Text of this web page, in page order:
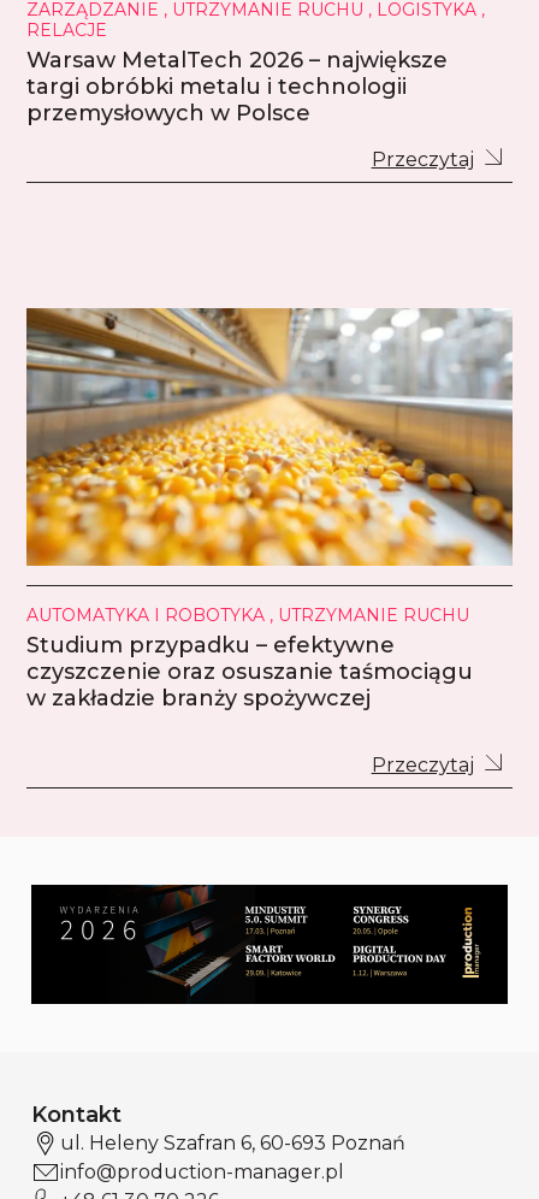
ZARZĄDZANIE , UTRZYMANIE RUCHU , LOGISTYKA ,
RELACJE
Warsaw MetalTech 2026 – największe
targi obróbki metalu i technologii
przemysłowych w Polsce
Przeczytaj
AUTOMATYKA I ROBOTYKA , UTRZYMANIE RUCHU
Studium przypadku – efektywne
czyszczenie oraz osuszanie taśmociągu
w zakładzie branży spożywczej
Przeczytaj
Kontakt
ul. Heleny Szafran 6, 60-693 Poznań
info@production-manager.pl